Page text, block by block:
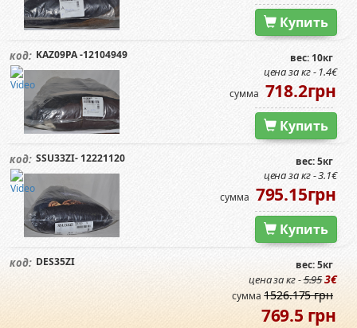
Купить
код: KAZ09PA -12104949 вес: 10кг
цена за кг - 1.4€
сумма 718.2грн
Купить
код: SSU33ZI- 12221120 вес: 5кг
цена за кг - 3.1€
сумма 795.15грн
Купить
код: DES35ZI вес: 5кг
цена за кг -5.953€
сумма1526.175 грн
769.5 грн